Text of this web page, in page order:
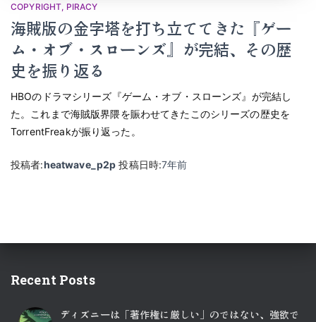
COPYRIGHT PIRACY
海賊版の金字塔を打ち立ててきた『ゲー
ム・オブ・スローンズ』が完結、その歴
史を振り返る
HBOのドラマシリーズ『ゲーム・オブ・スローンズ』が完結し
た。これまで海賊版界隈を賑わせてきたこのシリーズの歴史を
TorrentFreakが振り返った。
投稿者:heatwave_p2p 投稿日時:7年前
Recent Posts
ディズニーは「著作権に厳しい」のではない、強欲で